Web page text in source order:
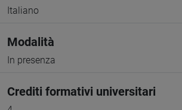
Italiano
Modalità
In presenza
Crediti formativi universitari